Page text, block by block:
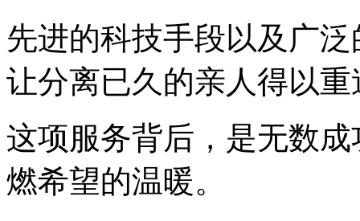
先进的科技手段以及广
让分离已久的亲人得以重
这项服务背后，是无数
燃希望的温暖。